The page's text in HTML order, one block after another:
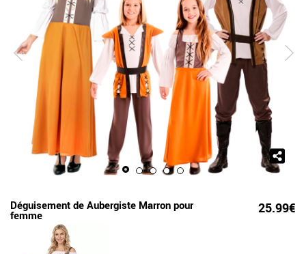
Déguisement de Aubergiste Marron pour
femme 25.99€